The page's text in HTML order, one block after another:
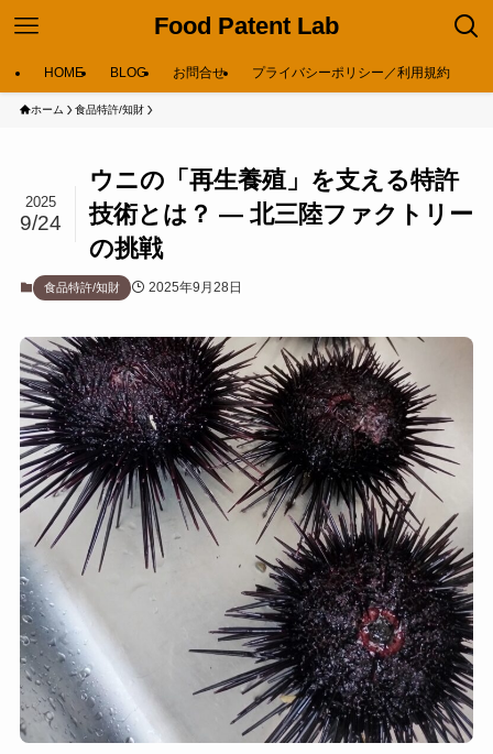
Food Patent Lab
HOME BLOG お問合せ プライバシーポリシー／利用規約
ホーム 食品特許/知財
ウニの「再生養殖」を支える特許
技術とは？ ― 北三陸ファクトリー
の挑戦
2025
9/24
食品特許/知財 2025年9月28日